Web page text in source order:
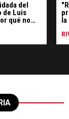
del
de Luis
qué no
la